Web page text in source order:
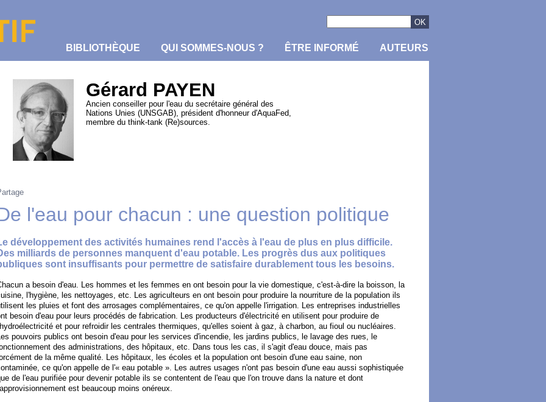
BIBLIOTHÈQUE QUI SOMMES-NOUS ? ÊTRE INFORMÉ AUTEURS
Gérard PAYEN
Ancien conseiller pour l'eau du secrétaire général des
Nations Unies (UNSGAB), président d'honneur d'AquaFed,
membre du think-tank (Re)sources.
l'eau pour chacun : une question politique
développement des activités humaines rend l'accès à l'eau de plus en plus difficile.
milliards de personnes manquent d'eau potable. Les progrès dus aux politiques
sont insuffisants pour permettre de satisfaire durablement tous les besoins.
a besoin d'eau. Les hommes et les femmes en ont besoin pour la vie domestique, c'est-à-dire la boisson, la
l'hygiène, les nettoyages, etc. Les agriculteurs en ont besoin pour produire la nourriture de la population ils
les pluies et font des arrosages complémentaires, ce qu'on appelle l'irrigation. Les entreprises industrielles
besoin d'eau pour leurs procédés de fabrication. Les producteurs d'électricité en utilisent pour produire de
et pour refroidir les centrales thermiques, qu'elles soient à gaz, à charbon, au fioul ou nucléaires.
pouvoirs publics ont besoin d'eau pour les services d'incendie, les jardins publics, le lavage des rues, le
des administrations, des hôpitaux, etc. Dans tous les cas, il s'agit d'eau douce, mais pas
de la même qualité. Les hôpitaux, les écoles et la population ont besoin d'une eau saine, non
ce qu'on appelle de l'« eau potable ». Les autres usages n'ont pas besoin d'une eau aussi sophistiquée
de l'eau purifiée pour devenir potable ils se contentent de l'eau que l'on trouve dans la nature et dont
est beaucoup moins onéreux.